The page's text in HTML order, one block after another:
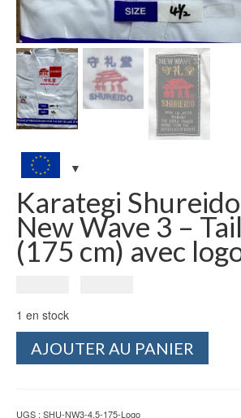
Karategi
New Wave 3 –
(175 cm) avec
était :
298.00€.
est :
279.00€.
1 en stock
quantité
NW-
AJOUTER AU PANIER
UGS : SHU-NW3-4.5-175-Logo